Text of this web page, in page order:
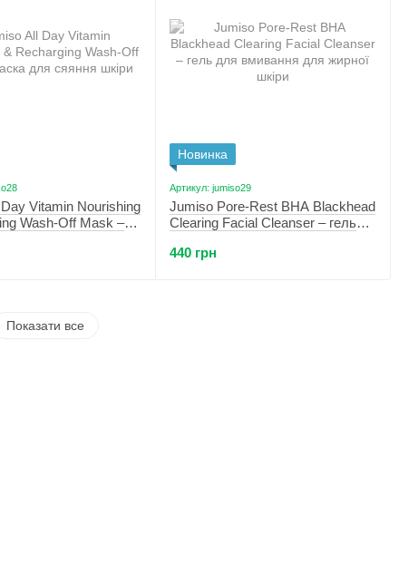
Vitamin Nourishing
Wash-Off Mask –
шкіри 100 мл
Новинка
Артикул: jumiso29
Jumiso Pore-Rest BHA Blackhead
Clearing Facial Cleanser – гель
150 мл
440 грн
Показати все